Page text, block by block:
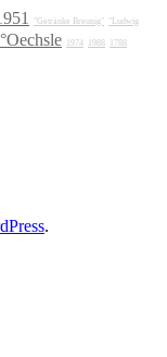
"Getränke Breunig" "Ludwig
1974 1988 1788
.